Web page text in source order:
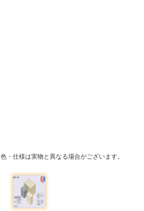
・仕様は実物と異なる場合がございます。